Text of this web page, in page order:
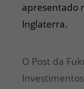
apresentado
Inglaterra.
O Post da